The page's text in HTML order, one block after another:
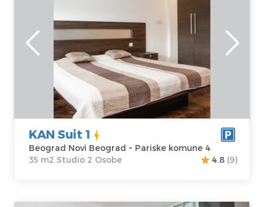
Lokacija:
Beograd Novi
Beograd
Adresa:Pariske
komune 4
50 €
Kvadratura :
35
m2
Struktura :
Studio
KAN Suit 1
Beograd Novi Beograd ~ Pariske komune 4
35 m2 Studio 2 Osobe
4.8 (9)